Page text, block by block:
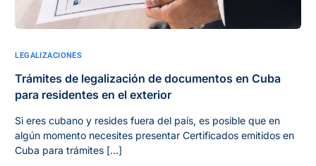
LEGALIZACIONES
Trámites de legalización de documentos en Cuba
para residentes en el exterior
Si eres cubano y resides fuera del país, es posible que en
algún momento necesites presentar Certificados emitidos en
Cuba para trámites […]